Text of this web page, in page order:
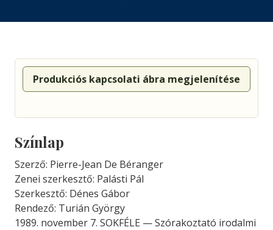
Produkciós kapcsolati ábra megjelenítése
Színlap
Szerző: Pierre-Jean De Béranger
Zenei szerkesztő: Palásti Pál
Szerkesztő: Dénes Gábor
Rendező: Turián György
1989. november 7. SOKFÉLE — Szórakoztató irodalmi